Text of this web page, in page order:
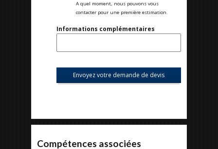
A quel moment, nous pouvons vous
contacter pour une première estimation.
Informations complémentaires
Compétences associées